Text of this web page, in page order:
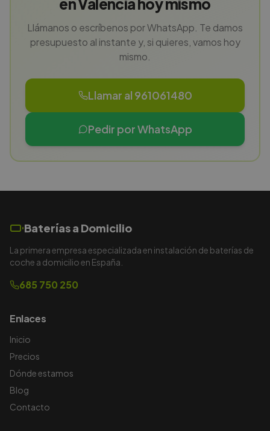
en Valencia hoy mismo
Llámanos o escríbenos por WhatsApp. Te damos
presupuesto al instante y, si quieres, vamos hoy
mismo.
Llamar al 961061480
Pedir por WhatsApp
Baterías a Domicilio
La primera empresa especializada en instalación de baterías de
coche a domicilio en España.
685 750 250
Enlaces
Inicio
Precios
Dónde estamos
Blog
Contacto